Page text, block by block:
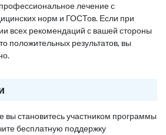
лечение с
норм и ГОСТов. Если при
всех рекомендаций с вашей стороны
положительных результатов, вы
вы становитесь участником программы
бесплатную поддержку